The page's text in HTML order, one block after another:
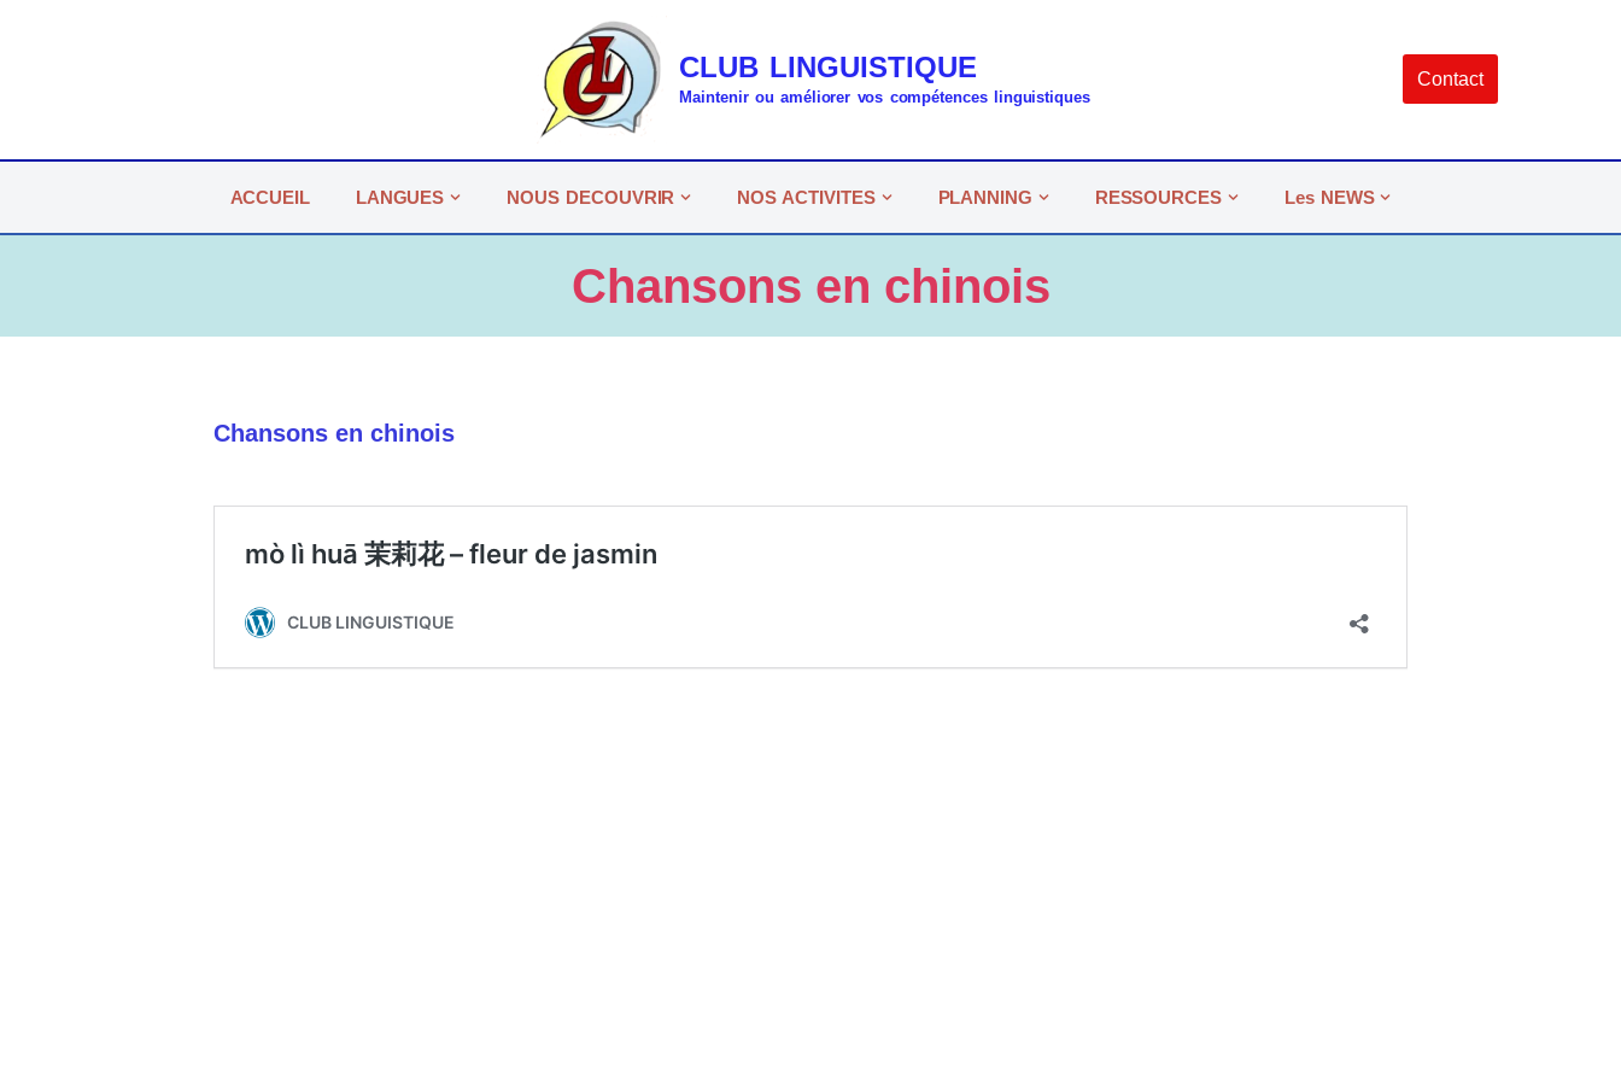
CLUB LINGUISTIQUE
Maintenir ou améliorer vos compétences linguistiques
Contact
ACCUEIL LANGUES NOUS DECOUVRIR NOS ACTIVITES PLANNING RESSOURCES Les NEWS
Chansons en chinois
Chansons en chinois